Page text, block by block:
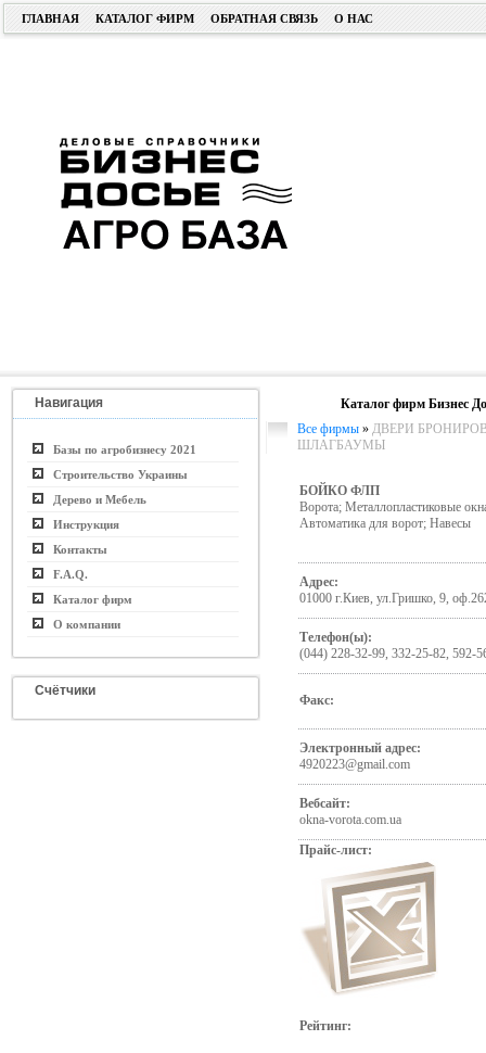
ГЛАВНАЯ КАТАЛОГ ФИРМ ОБРАТНАЯ СВЯЗЬ О НАС
Навигация
Базы по агробизнесу 2021
Строительство Украины
Дерево и Мебель
Инструкция
Контакты
F.A.Q.
Каталог фирм
О компании
Счётчики
Каталог фирм Бизнес
Все фирмы » ДВЕРИ
ШЛАГБАУМЫ
БОЙКО ФЛП
Ворота; Металлопластиковые
Автоматика для ворот; Навесы
Адрес:
01000 г.Киев, ул.Гришко, 9,
Телефон(ы):
(044) 228-32-99, 332-25-82, 592-
Факс:
Электронный адрес:
4920223@gmail.com
Вебсайт:
okna-vorota.com.ua
Прайс-лист:
Рейтинг: